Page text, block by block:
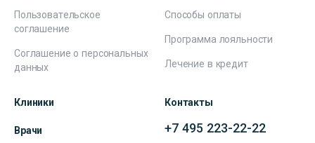
Пользовательское
соглашение
Соглашение о персональных
данных
Способы оплаты
Программа лояльности
Лечение в кредит
Клиники
Врачи
Контакты
+7 495 223-22-22